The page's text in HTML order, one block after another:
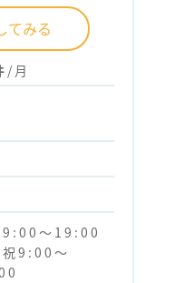
てみる
/月
9:00～19:00
祝9:00～